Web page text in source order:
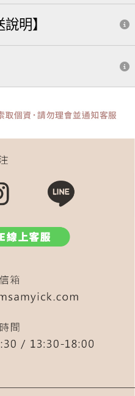
刷 562 566
555
禮盒
外出收納
隨行
刷
扇形重點打亮刷
行組(含包)
刮棒
三角
新手修容 藍
按摩刮棒 圓弧
明】